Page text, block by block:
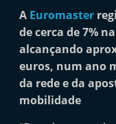
l
i
A Euromaster
de cerca de 7%
alcançando
euros, num ano
da rede e da
mobilidade